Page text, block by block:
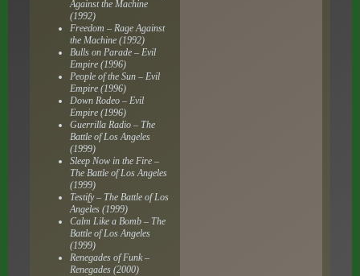
Against the Machine
(1992)
Freedom – Rage Against
the Machine (1992)
Bulls on Parade – Evil
Empire (1996)
People of the Sun – Evil
Empire (1996)
Down Rodeo – Evil
Empire (1996)
Guerrilla Radio – The
Battle of Los Angeles
(1999)
Sleep Now in the Fire –
The Battle of Los Angeles
(1999)
Testify – The Battle of Los
Angeles (1999)
Calm Like a Bomb – The
Battle of Los Angeles
(1999)
Renegades of Funk –
Renegades (2000)